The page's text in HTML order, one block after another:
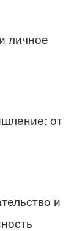
личное
от
и